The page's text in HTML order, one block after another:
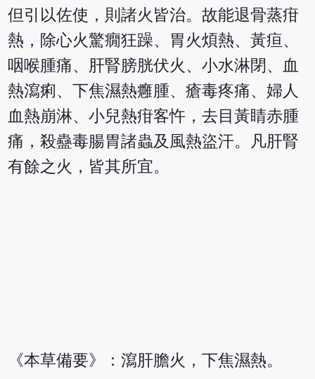
但引以佐使，則諸火皆治。故能退骨蒸疳
熱，除心火驚癇狂躁、胃火煩熱、黃疸、
咽喉腫痛、肝腎膀胱伏火、小水淋閉、血
熱瀉痢、下焦濕熱癰腫、瘡毒疼痛、婦人
血熱崩淋、小兒熱疳客忤，去目黃睛赤腫
痛，殺蠱毒腸胃諸蟲及風熱盜汗。凡肝腎
有餘之火，皆其所宜。
《本草備要》：瀉肝膽火，下焦濕熱。